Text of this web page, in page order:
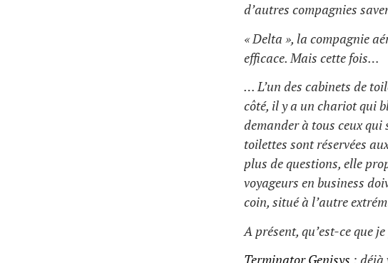
d’autres compagnies
« Delta », la compagnie
efficace. Mais cette fois…
… L’un des cabinets de
côté, il y a un chariot qui
demander à tous ceux qui
toilettes sont réservées
plus de questions, elle
voyageurs en business
coin, situé à l’autre
A présent, qu’est-ce que